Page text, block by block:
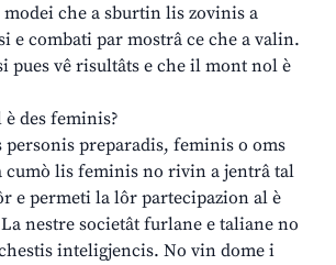
che a sburtin lis zovinis a
e combati par mostrâ ce che a valin.
pues vê risultâts e che il mont nol è
des feminis?
personis preparadis, feminis o oms
cumò lis feminis no rivin a jentrâ tal
e permeti la lôr partecipazion al è
nestre societât furlane e taliane no
inteligjencis. No vin dome i